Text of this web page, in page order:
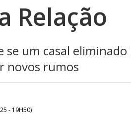
Relação
se um casal
novos rumos
- 19H50)